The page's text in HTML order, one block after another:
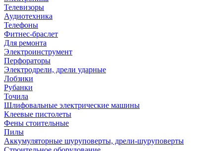
Телевизоры
Аудиотехника
Телефоны
Фитнес-браслет
Для ремонта
Электроинструмент
Перфораторы
Электродрели, дрели ударные
Лобзики
Рубанки
Точила
Шлифовальные электрические машины
Клеевые пистолеты
Фены стоительные
Пилы
Аккумуляторные шуруповерты, дрели-шуруповерты